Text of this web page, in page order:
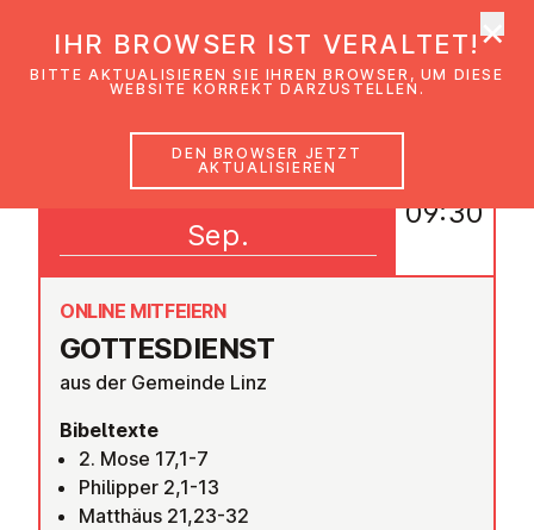
GOT­TES­DIENST
ONLINE MITFEIERN
aus der Gemeinde Linz
Bibeltexte
2. Mose 17,1-7
Philipper 2,1-13
Matthäus 21,23-32
27
Sep.
09:30
IHR BROWSER IST VERALTET!
BITTE AKTUALISIEREN SIE IHREN BROWSER, UM DIESE
WEBSITE KORREKT DARZUSTELLEN.
DEN BROWSER JETZT
AKTUALISIEREN
×